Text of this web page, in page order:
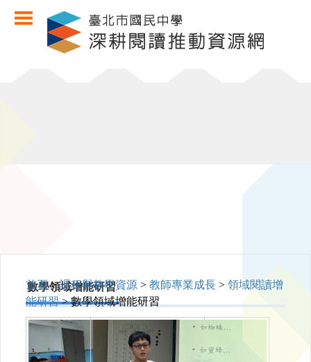
數學領域增能研習
首頁>課程與教學資源 >教師專業成長 >領域閱讀增
能研習> 數學領域增能研習